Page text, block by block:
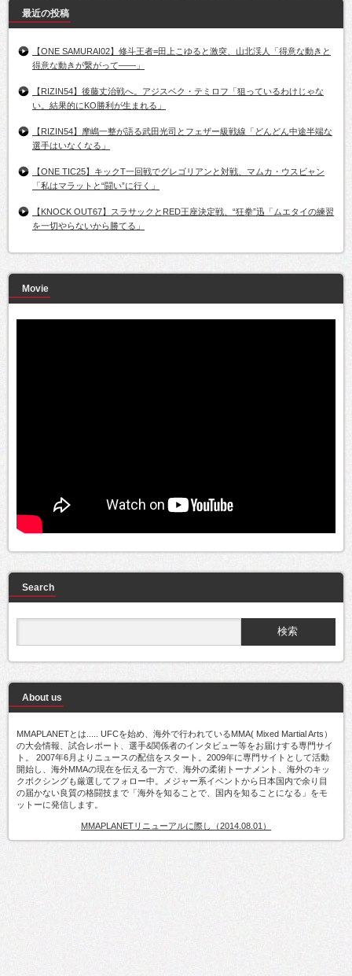
最近の投稿
【ONE SAMURAI02】修斗王者=田上こゆると激突、山北渓人「得意な動きと
得意な動きが繋がって――」
【RIZIN54】後藤丈治戦へ。アジスベク・テミロフ「狙っているわけじゃな
い。結果的にKO勝利が生まれる」
【RIZIN54】摩嶋一整が語る武田光司とフェザー級戦線「どんどん中途半端な
選手はいなくなる」
【ONE TIC25】キックT一回戦でグレゴリアンと対戦、マムカ・ウスビャン
「私はマラットと“闘い”に行く」
【KNOCK OUT67】スラサックとRED王座決定戦、“狂拳”迅「ムエタイの練習
を一切やらないから勝てる」
Movie
Search
About us
MMAPLANETとは..... UFCを始め、海外で行われているMMA( Mixed Martial Arts）
の大会情報、試合レポート、選手&関係者のインタビュー等をお届けする専門サイ
ト。 2007年6月よりニュースの配信をスタート。2009年に専門サイトとして活動
開始し、海外MMAの現在を伝える一方で、海外の柔術トーナメント、海外のキッ
クボクシングも厳選してフォロー中。メジャー系イベントから日本国内で余り目
の届かない良質の格闘技まで「海外を知ることで、国内を知ることになる」をモ
ットーに発信します。
MMAPLANETリニューアルに際し（2014.08.01）